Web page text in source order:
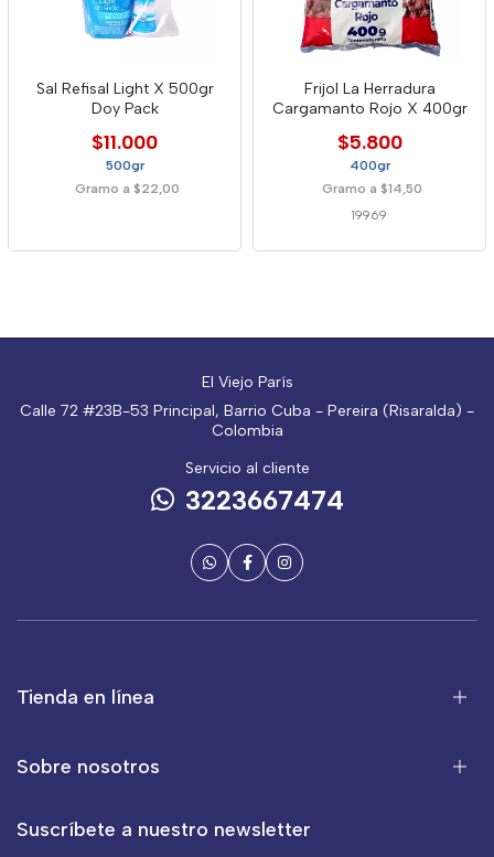
Sal Refisal Light X 500gr
Doy Pack
$11.000
500gr
Gramo a $22,00
Frijol La Herradura
Cargamanto Rojo X 400gr
$5.800
400gr
Gramo a $14,50
19969
El Viejo París
Calle 72 #23B-53 Principal, Barrio Cuba - Pereira (Risaralda) -
Colombia
Servicio al cliente
3223667474
Tienda en línea
Sobre nosotros
Suscríbete a nuestro newsletter